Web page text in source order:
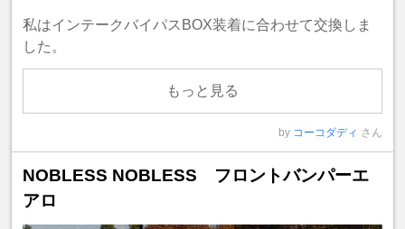
私はインテークバイパスBOX装着に合わせて交換しま
した。
もっと見る
by コーコダディ さん
NOBLESS NOBLESS フロントバンパーエ
アロ